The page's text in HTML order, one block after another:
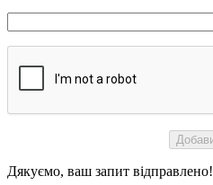
Дякуємо, ваш запит відправлено!